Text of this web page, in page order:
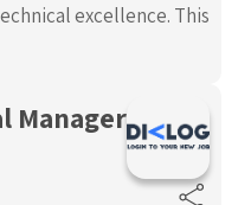
excellence. This ...
Manager